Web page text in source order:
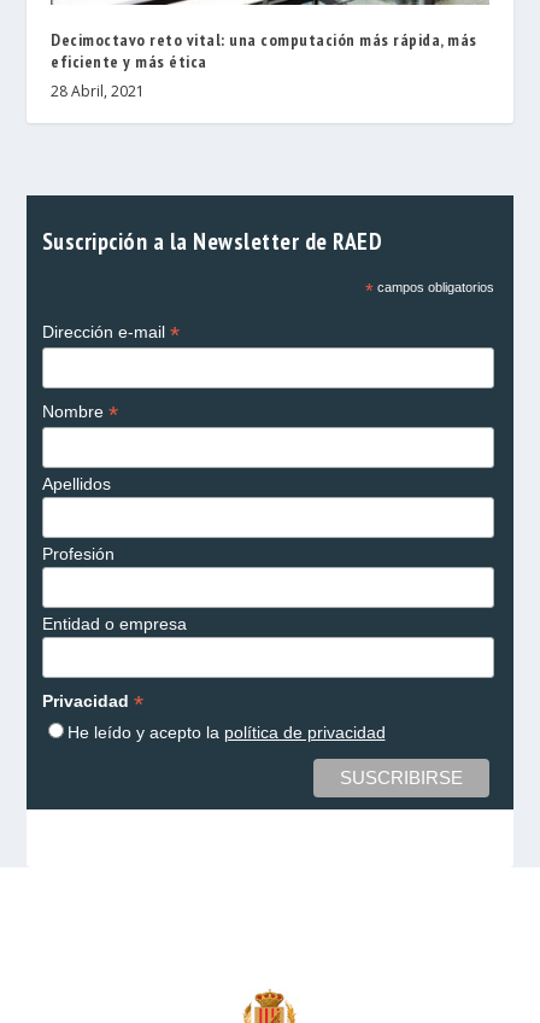
Decimoctavo reto vital: una computación más rápida, más
eficiente y más ética
28 Abril, 2021
Suscripción a la Newsletter de RAED
*campos obligatorios
Dirección e-mail *
Nombre *
Apellidos
Profesión
Entidad o empresa
Privacidad *
He leído y acepto la política de privacidad